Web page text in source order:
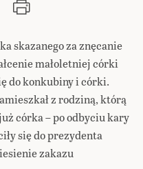
skazanego za znęcanie
małoletniej córki
do konkubiny i córki.
z rodziną, którą
córka – po odbyciu kary
się do prezydenta
zakazu